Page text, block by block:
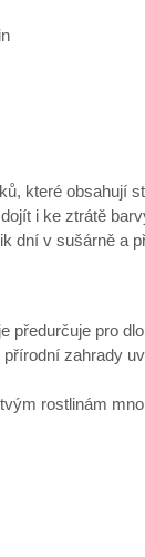
které obsahují
i ke ztrátě
dní v sušárně a
pro
zahrady
rostlinám